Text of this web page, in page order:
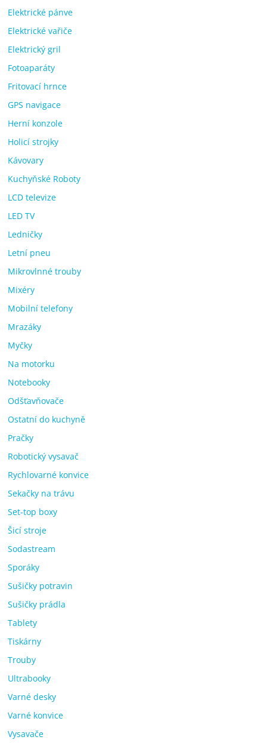
Elektrické pánve
Elektrické vařiče
Elektrický gril
Fotoaparáty
Fritovací hrnce
GPS navigace
Herní konzole
Holicí strojky
Kávovary
Kuchyňské Roboty
LCD televize
LED TV
Ledničky
Letní pneu
Mikrovlnné trouby
Mixéry
Mobilní telefony
Mrazáky
Myčky
Na motorku
Notebooky
Odšťavňovače
Ostatní do kuchyně
Pračky
Robotický vysavač
Rychlovarné konvice
Sekačky na trávu
Set-top boxy
Šicí stroje
Sodastream
Sporáky
Sušičky potravin
Sušičky prádla
Tablety
Tiskárny
Trouby
Ultrabooky
Varné desky
Varné konvice
Vysavače